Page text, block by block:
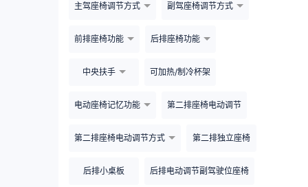
主驾座椅调节方式 副驾座椅调节方式
前排座椅功能 后排座椅功能
中央扶手 可加热/制冷杯架
电动座椅记忆功能 第二排座椅电动调节
第二排座椅电动调节方式 第二排独立座椅
后排小桌板 后排电动调节副驾驶位座椅